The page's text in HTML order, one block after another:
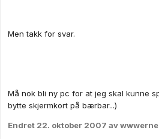
Men takk for svar.
Må nok bli ny pc for at jeg skal kunne
bytte skjermkort på bærbar...)
Endret 22. oktober 2007 av